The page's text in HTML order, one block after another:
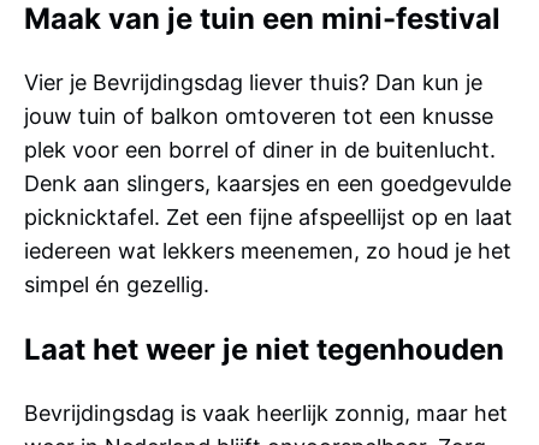
Maak van je tuin een mini-festival
Vier je Bevrijdingsdag liever thuis? Dan kun je
jouw tuin of balkon omtoveren tot een knusse
plek voor een borrel of diner in de buitenlucht.
Denk aan slingers, kaarsjes en een goedgevulde
picknicktafel. Zet een fijne afspeellijst op en laat
iedereen wat lekkers meenemen, zo houd je het
simpel én gezellig.
Laat het weer je niet tegenhouden
Bevrijdingsdag is vaak heerlijk zonnig, maar het